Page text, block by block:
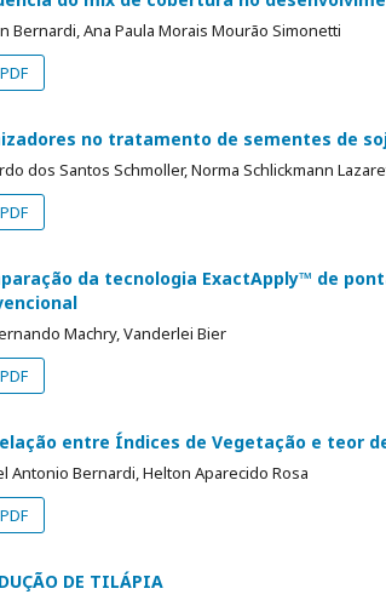
Bernardi, Ana Paula Morais Mourão Simonetti
PDF
no tratamento de sementes de
dos Santos Schmoller, Norma Schlickmann
PDF
da tecnologia ExactApply™ de
Machry, Vanderlei Bier
PDF
entre Índices de Vegetação e teor
Antonio Bernardi, Helton Aparecido Rosa
PDF
DE TILÁPIA